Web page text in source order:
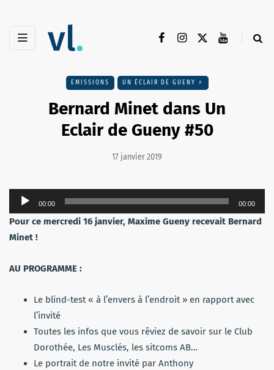
EMISSIONS UN ÉCLAIR DE GUENY ⚡️
Bernard Minet dans Un
Eclair de Gueny #50
17 janvier 2019
Lecteur
audio
00:00 00:00
Pour ce mercredi 16 janvier, Maxime Gueny recevait Bernard
Minet !
AU PROGRAMME :
Le blind-test « à l’envers à l’endroit » en rapport avec
l’invité
Toutes les infos que vous rêviez de savoir sur le Club
Dorothée, Les Musclés, les sitcoms AB…
Le portrait de notre invité par Anthony